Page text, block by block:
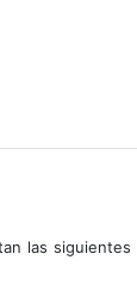
las siguientes